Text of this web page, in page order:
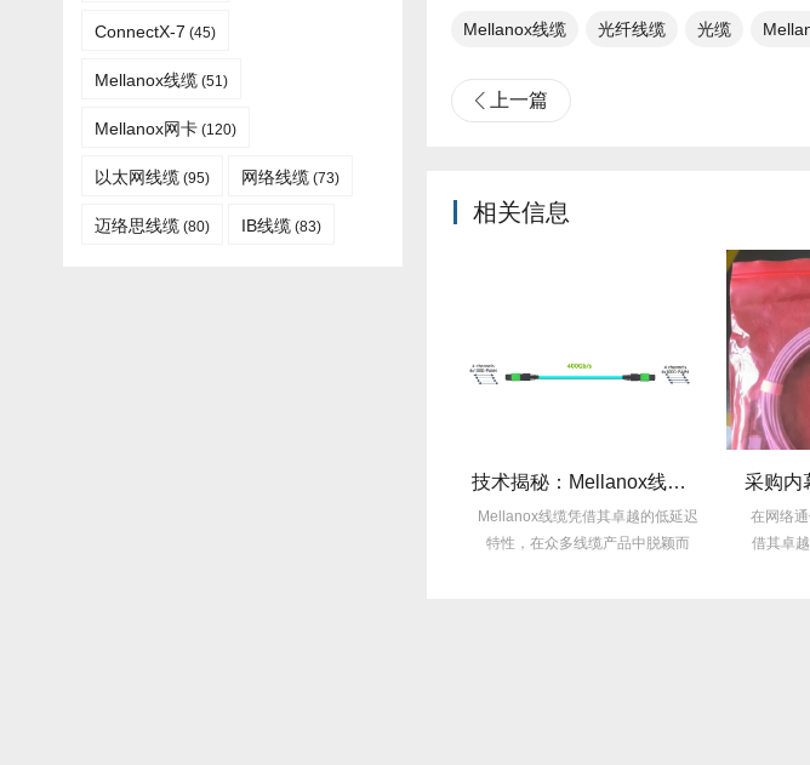
Mellanox线缆 光纤线缆​ 光缆
上一篇
相关信息
技术揭秘：Mellanox线缆低延迟背后的“信号优化”黑科技！
Mellanox线缆凭借其卓越的低延迟
特性，在众多线缆产品中脱颖而
在网络通信领域
借其卓越的性能
ConnectX-7 (45)
Mellanox线缆​ (51)
Mellanox网卡 (120)
以太网线缆 (95) 网络线缆 (73)
迈络思线缆 (80) IB线缆​ (83)